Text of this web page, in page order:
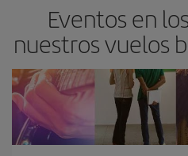
Eventos en
nuestros vuelos